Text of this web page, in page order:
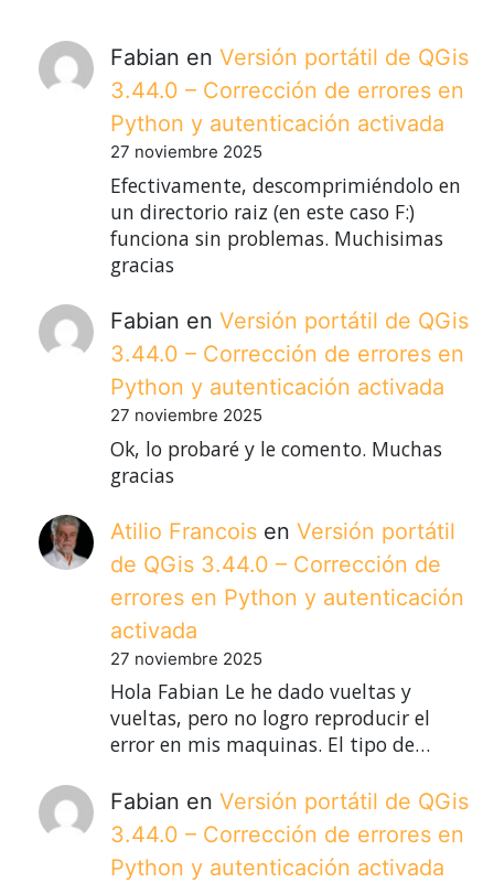
Fabian en Versión portátil de QGis
3.44.0 – Corrección de errores en
Python y autenticación activada
27 noviembre 2025
Efectivamente, descomprimiéndolo en
un directorio raiz (en este caso F:)
funciona sin problemas. Muchisimas
gracias
Fabian en Versión portátil de QGis
3.44.0 – Corrección de errores en
Python y autenticación activada
27 noviembre 2025
Ok, lo probaré y le comento. Muchas
gracias
Atilio Francois en Versión portátil
de QGis 3.44.0 – Corrección de
errores en Python y autenticación
activada
27 noviembre 2025
Hola Fabian Le he dado vueltas y
vueltas, pero no logro reproducir el
error en mis maquinas. El tipo de…
Fabian en Versión portátil de QGis
3.44.0 – Corrección de errores en
Python y autenticación activada